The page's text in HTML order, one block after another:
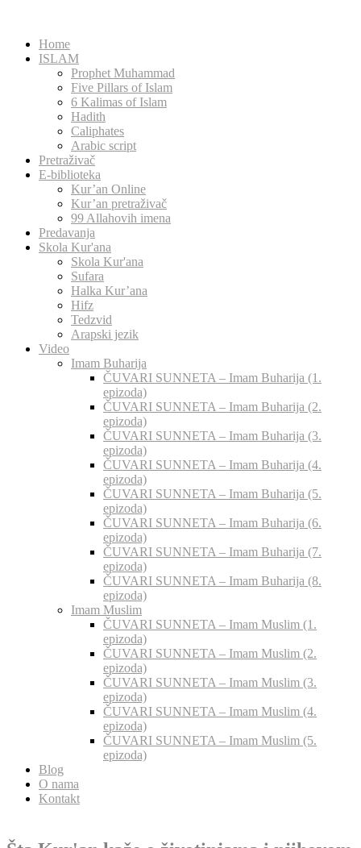
Home
ISLAM
Prophet Muhammad
Five Pillars of Islam
6 Kalimas of Islam
Hadith
Caliphates
Arabic script
Pretraživač
E-biblioteka
Kur’an Online
Kur’an pretraživač
99 Allahovih imena
Predavanja
Skola Kur'ana
Skola Kur'ana
Sufara
Halka Kur’ana
Hifz
Tedzvid
Arapski jezik
Video
Imam Buharija
ČUVARI SUNNETA – Imam Buharija (1.
epizoda)
ČUVARI SUNNETA – Imam Buharija (2.
epizoda)
ČUVARI SUNNETA – Imam Buharija (3.
epizoda)
ČUVARI SUNNETA – Imam Buharija (4.
epizoda)
ČUVARI SUNNETA – Imam Buharija (5.
epizoda)
ČUVARI SUNNETA – Imam Buharija (6.
epizoda)
ČUVARI SUNNETA – Imam Buharija (7.
epizoda)
ČUVARI SUNNETA – Imam Buharija (8.
epizoda)
Imam Muslim
ČUVARI SUNNETA – Imam Muslim (1.
epizoda)
ČUVARI SUNNETA – Imam Muslim (2.
epizoda)
ČUVARI SUNNETA – Imam Muslim (3.
epizoda)
ČUVARI SUNNETA – Imam Muslim (4.
epizoda)
ČUVARI SUNNETA – Imam Muslim (5.
epizoda)
Blog
O nama
Kontakt